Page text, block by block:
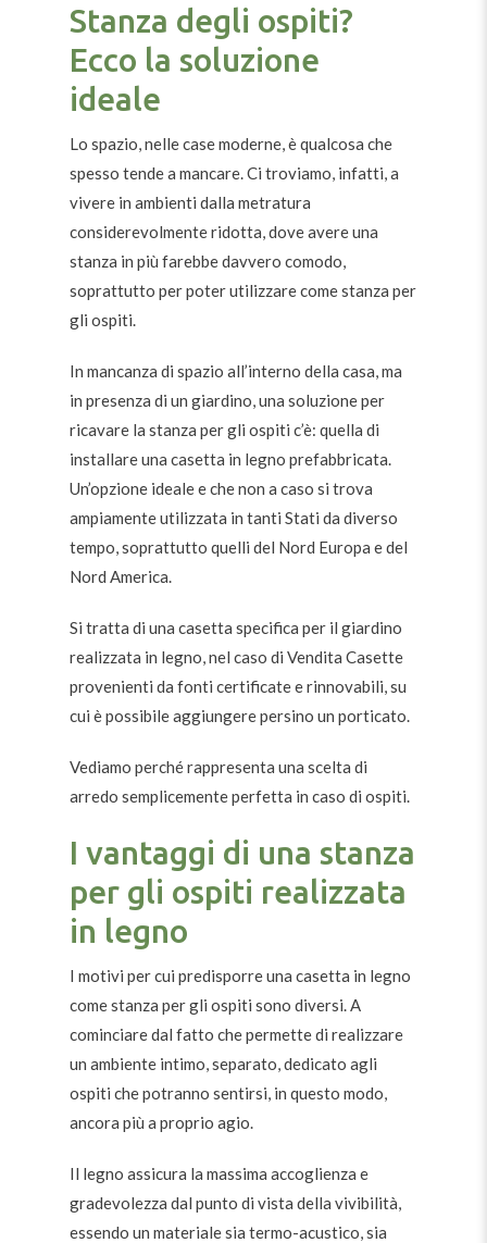
Stanza degli ospiti?
Ecco la soluzione
ideale
Lo spazio, nelle case moderne, è qualcosa che
spesso tende a mancare. Ci troviamo, infatti, a
vivere in ambienti dalla metratura
considerevolmente ridotta, dove avere una
stanza in più farebbe davvero comodo,
soprattutto per poter utilizzare come stanza per
gli ospiti.
In mancanza di spazio all’interno della casa, ma
in presenza di un giardino, una soluzione per
ricavare la stanza per gli ospiti c’è: quella di
installare una casetta in legno prefabbricata.
Un’opzione ideale e che non a caso si trova
ampiamente utilizzata in tanti Stati da diverso
tempo, soprattutto quelli del Nord Europa e del
Nord America.
Si tratta di una casetta specifica per il giardino
realizzata in legno, nel caso di Vendita Casette
provenienti da fonti certificate e rinnovabili, su
cui è possibile aggiungere persino un porticato.
Vediamo perché rappresenta una scelta di
arredo semplicemente perfetta in caso di ospiti.
I vantaggi di una stanza
per gli ospiti realizzata
in legno
I motivi per cui predisporre una casetta in legno
come stanza per gli ospiti sono diversi. A
cominciare dal fatto che permette di realizzare
un ambiente intimo, separato, dedicato agli
ospiti che potranno sentirsi, in questo modo,
ancora più a proprio agio.
Il legno assicura la massima accoglienza e
gradevolezza dal punto di vista della vivibilità,
essendo un materiale sia termo-acustico, sia